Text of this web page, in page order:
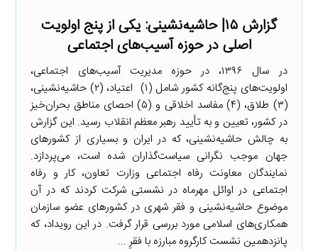
گزارش ۱۵| حاشیه‌نشینی: یکی از پنج اولویت
اصلی در حوزه آسیب‌های اجتماعی
در سال ۱۳۹۶، در حوزه مدیریت آسیب‌های اجتماعی،
اولویت‌های پنج‌گانه کشور شامل (۱) اعتیاد، (۲) حاشیه‌نشینی،
(۳) طلاق، (۴) مفاسد اخلاقی و (۵) احصای مناطق بحران‌خیز
در کشور، تعیین و به تأیید رهبر معظم انقلاب رسید. این گزارش
به چالش حاشیه‌نشینی، که در ایران و بسیاری از کشورهای
جهان موجب نگرانی سیاست‌گذاران شده است، می‌پردازد.
نمایندگان معاونت رفاه اجتماعی وزارت تعاون، کار و رفاه
اجتماعی در اوائل مهرماه در نشستی شرکت کردند که در آن
موضوع حاشیه‌نشینی و فقر شهری در کشورهای عضو سازمان
همکاری‌های اسلامی مورد بررسی قرار گرفت. در این رویداد، که
پانزدهمین نشست کارگروه مبارزه با فقرِ ...